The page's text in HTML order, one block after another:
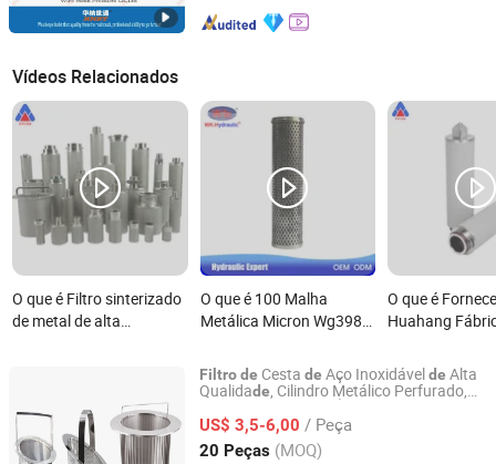
Vídeos Relacionados
O que é Filtro sinterizado
de metal de alta
40 para filtração de
líquidos
O que é 100 Malha
Metálica Micron Wg398
Industrial de Referência
Cruzada
O que é
Huahang
Cartucho
Titânio Poroso
Filtrode Cesta de Aço Inoxidávelde Alta
Qualidade, Cilindro Metálico Perfurado,
deCesta, Canal Subaquático,
Cônico
US$ 3,5-6,00 / Peça
20 Peças (MOQ)
Hebei Dongjin Filter Material Technology Co., Ltd.
Hebei, China Desde 2026